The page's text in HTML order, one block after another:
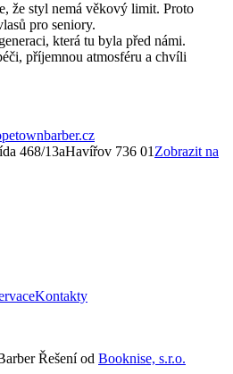
že styl nemá věkový limit. Proto
pro seniory.
která tu byla před námi.
příjemnou atmosféru a chvíli
468/13aHavířov 736 01 Zobrazit na
Kontakty
Řešení od Booknise, s.r.o.